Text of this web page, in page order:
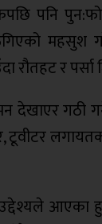
पनि
महसुश गरेर
रौतहट र
देखाएर गठी
टूवीटर
आएका